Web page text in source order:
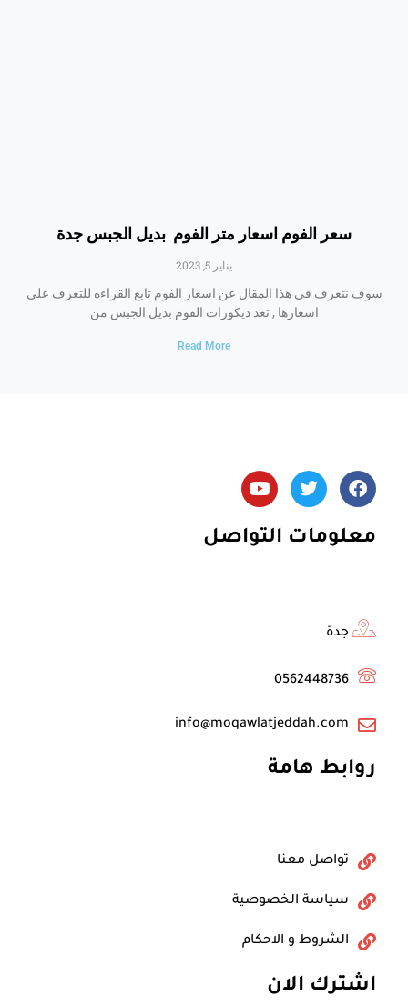
سعر الفوم اسعار متر الفوم بديل الجبس جدة
يناير 5, 2023
سوف نتعرف في هذا المقال عن اسعار الفوم تابع القراءه للتعرف على
اسعارها , تعد ديكورات الفوم بديل الجبس من
Read More
F
a
c
e
T
w
i
t
Y
o
u
t
u
معلومات التواصل
جدة
0562448736
info@moqawlatjeddah.com
روابط هامة
تواصل معنا
سياسة الخصوصية
الشروط و الاحكام
اشترك الان